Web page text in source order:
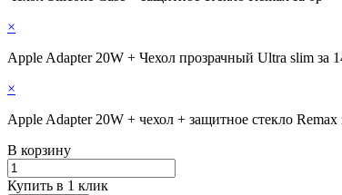
×
Apple Adapter 20W + Чехол прозрачный Ultra slim за
×
Apple Adapter 20W + чехол + защитное стекло Remax
В корзину
Купить в 1 клик